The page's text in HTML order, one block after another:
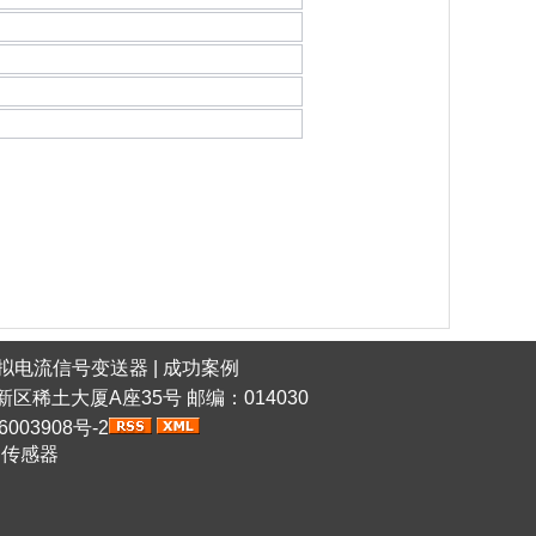
电流信号变送器
成功案例
区稀土大厦A座35号 邮编：014030
号-2
感器